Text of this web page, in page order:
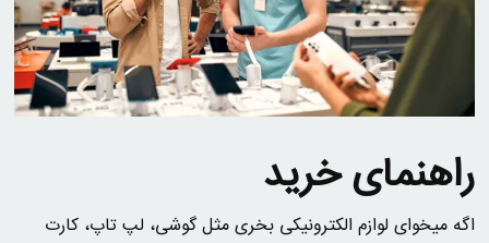
راهنمای خرید
اگه میخوای لوازم الکترونیکی بخری مثل گوشی، لپ تاپ، کارت